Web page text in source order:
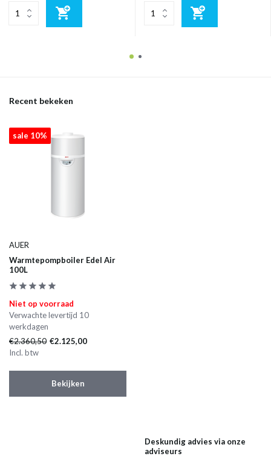
Recent bekeken
sale 10%
AUER
Warmtepompboiler Edel Air
100L
Niet op voorraad
Verwachte levertijd 10
werkdagen
€2.360,50 €2.125,00
Incl. btw
Bekijken
Deskundig advies via onze
adviseurs